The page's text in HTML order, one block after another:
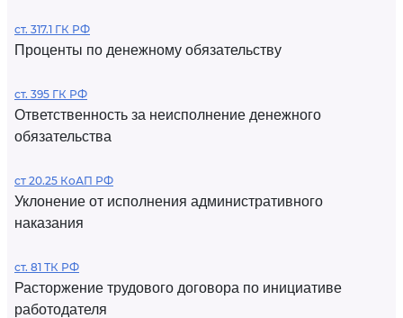
ст. 317.1 ГК РФ
Проценты по денежному обязательству
ст. 395 ГК РФ
Ответственность за неисполнение денежного
обязательства
ст 20.25 КоАП РФ
Уклонение от исполнения административного
наказания
ст. 81 ТК РФ
Расторжение трудового договора по инициативе
работодателя